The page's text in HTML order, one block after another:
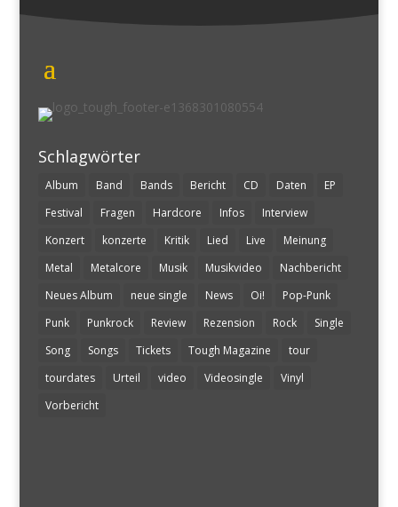
Schlagwörter
Album Band Bands Bericht CD Daten
EP
Festival
Fragen Hardcore Infos
Interview
Konzert
konzerte Kritik Lied Live
Meinung
Metal
Metalcore Musik Musikvideo
Nachbericht
Neues Album
neue single News Oi!
Pop-Punk
Punk
Punkrock Review Rezension Rock
Single
Song
Songs Tickets Tough Magazine
tour
tourdates
Urteil video Videosingle
Vinyl
Vorbericht